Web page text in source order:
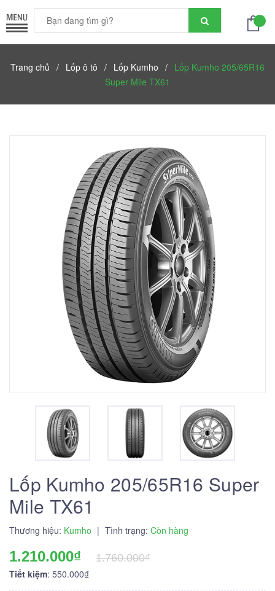
Trang chủ / Lốp ô tô / Lốp Kumho / Lốp Kumho 205/65R16
Super Mile TX61
Lốp Kumho 205/65R16 Super
Mile TX61
Thương hiệu: Kumho | Tình trạng: Còn hàng
1.210.000₫
1.760.000₫
Tiết kiệm: 550.000₫